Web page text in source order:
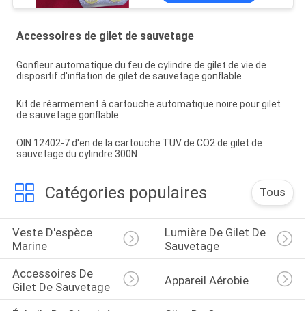
Accessoires de gilet de sauvetage
Gonfleur automatique du feu de cylindre de gilet de vie de
dispositif d'inflation de gilet de sauvetage gonflable
Kit de réarmement à cartouche automatique noire pour gilet
de sauvetage gonflable
OIN 12402-7 d'en de la cartouche TUV de CO2 de gilet de
sauvetage du cylindre 300N
Catégories populaires Tous
Veste D'espèce
Marine
Lumière De Gilet De
Sauvetage
Accessoires De
Gilet De Sauvetage
Appareil Aérobie